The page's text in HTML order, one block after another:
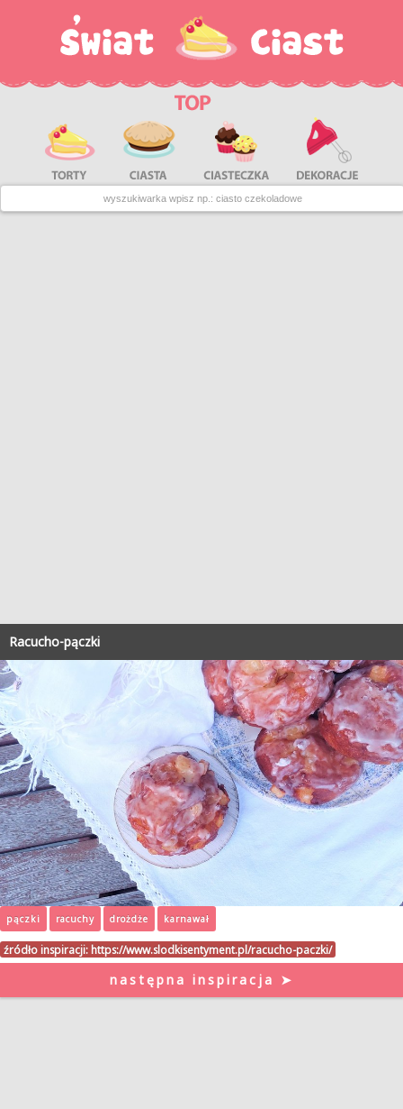
Racucho-pączki
pączki racuchy drożdże karnawał
źródło inspiracji: https://www.slodkisentyment.pl/racucho-paczki/
następna inspiracja ➤